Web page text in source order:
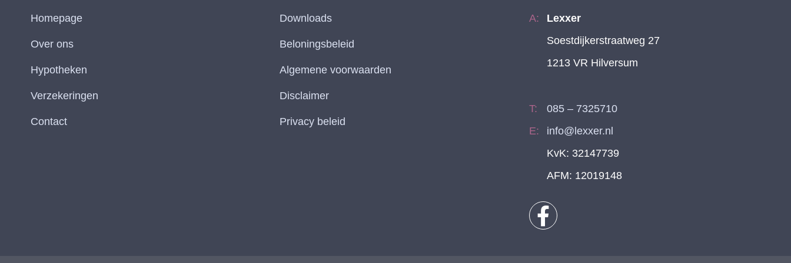
Homepage
Over ons
Hypotheken
Verzekeringen
Contact
Downloads
Beloningsbeleid
Algemene voorwaarden
Disclaimer
Privacy beleid
Lexxer
Soestdijkerstraatweg 27
1213 VR Hilversum
085 – 7325710
info@lexxer.nl
KvK: 32147739
AFM: 12019148